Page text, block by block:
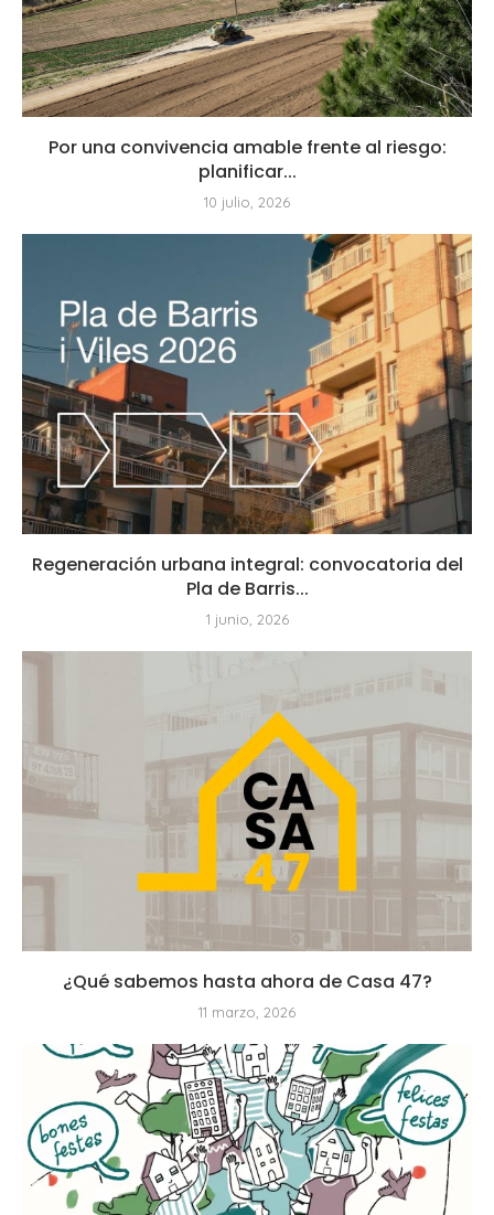
Por una convivencia amable frente al riesgo:
planificar...
10 julio, 2026
Regeneración urbana integral: convocatoria del
Pla de Barris...
1 junio, 2026
¿Qué sabemos hasta ahora de Casa 47?
11 marzo, 2026